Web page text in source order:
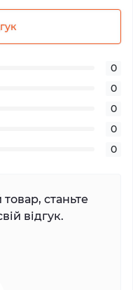
0
0
0
0
0
станьте
відгук.